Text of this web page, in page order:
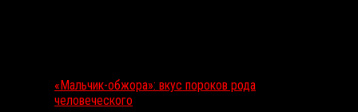
«Мальчик-обжора»: вкус пороков рода
человеческого